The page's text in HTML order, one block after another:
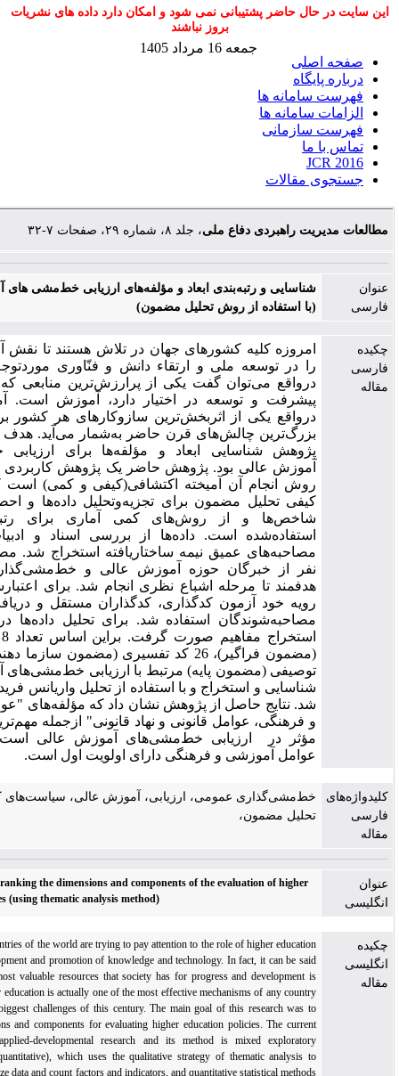
حاضر پشتیبانی نمی شود و امکان دارد داده های نشریات
ها
سامانه ها
مقالات
راهبردی دفاع ملی، جلد ۸، شماره ۲۹، صفحات ۷-۳۲
شناسایی و رتبه‌بندی ابعاد و مؤلفه‌های ارزیابی خط‌مشی‌ های آموزش عالی
(با استفاده از روش تحلیل مضمون)
امروزه کلیه کشورهای جهان در تلاش هستند تا نقش آموزش عالی
را در توسعه ملی و ارتقاء دانش و فنّاوری موردتوجه قرار دهند.
درواقع می‌توان گفت یکی از پرارزش‌ترین منابعی که جامعه برای
پیشرفت و توسعه در اختیار دارد، آموزش است. آموزش عالی
درواقع یکی از اثربخش‌ترین سازوکارهای هر کشور برای مقابله با
بزرگ‌ترین چالش‌های قرن حاضر به‌شمار می‌آید. هدف اصلی در این
پژوهش شناسایی ابعاد و مؤلفه‌ها برای ارزیابی خط‌مشی‌های
آموزش عالی بود. پژوهش حاضر یک پژوهش کاربردی - توسعه‌ای و
روش انجام آن آمیخته اکتشافی(کیفی و کمی) است که از راهبرد
کیفی تحلیل مضمون برای تجزیه‌وتحلیل داده‌ها و احصاء عوامل و
شاخص‌ها و از روش‌های کمی آماری برای رتبه‌بندی آن‌ها
استفاده‌شده است. داده‌ها از بررسی اسناد و ادبیات مرتبط و
مصاحبه‌های عمیق نیمه ساختاریافته استخراج شد. مصاحبه‌ها با 13
نفر از خبرگان حوزه آموزش عالی و خط‌مشی‌گذاری به‌صورت
هدفمند تا مرحله اشباع نظری انجام شد. برای اعتبارسنجی از سه
رویه خود آزمون کدگذاری، کدگذاران مستقل و دریافت بازخور از
مصاحبه‌شوندگان استفاده شد. برای تحلیل داده‌ها در سه مرحله
استخراج مفاهیم صورت گرفت. براین اساس تعداد 8 کد رابطه‌ای
(مضمون فراگیر)، 26 کد تفسیری (مضمون سازما‌ دهنده) و 105 کد
توصیفی (مضمون پایه) مرتبط با ارزیابی خط‌مشی‌های آموزش عالی
شناسایی و استخراج و با استفاده از تحلیل واریانس فریدمن رتبه‌بندی
شد. نتایج حاصل از پژوهش نشان داد که مؤلفه‌های "عوامل آموزشی
و فرهنگی، عوامل قانونی و نهاد قانونی" ازجمله مهم‌ترین مؤلفه‌های
مؤثر در ارزیابی خط‌مشی‌های آموزش عالی است و دراین‌بین
عوامل آموزشی و فرهنگی دارای اولویت اول است.
خط‌مشی‌گذاری عمومی، ارزیابی، آموزش عالی، سیاست‌های کلی نظام،
تحلیل مضمون،
Identifying and ranking the dimensions and components of the evaluation of higher
education policies (using thematic analysis method)
Today, all the countries of the world are trying to pay attention to the role of higher education
in national development and promotion of knowledge and technology. In fact, it can be said
that one of the most valuable resources that society has for progress and development is
education. Higher education is actually one of the most effective mechanisms of any country
to deal with the biggest challenges of this century. The main goal of this research was to
identify dimensions and components for evaluating higher education policies. The current
research is an applied-developmental research and its method is mixed exploratory
(qualitative and quantitative), which uses the qualitative strategy of thematic analysis to
analyze and analyze data and count factors and indicators, and quantitative statistical methods